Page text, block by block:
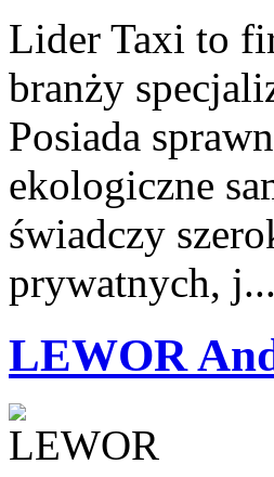
Lider Taxi to
branży
Posiada
ekologiczne
świadczy
prywatnych, j...
LEWOR